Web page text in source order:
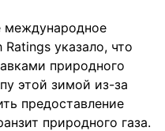
международное
Ratings указало, что
природного
этой зимой из-за
предоставление
природного газа.